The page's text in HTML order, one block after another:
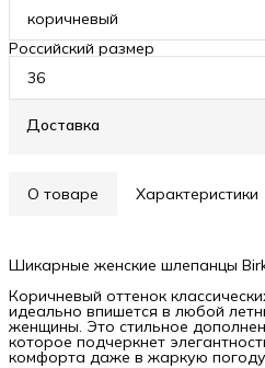
коричневый
Российский размер
36
Доставка
О товаре Характеристики
Шикарные женские шлепанцы
Коричневый оттенок
идеально впишется в любой
женщины. Это стильное
которое подчеркнет
комфорта даже в жаркую